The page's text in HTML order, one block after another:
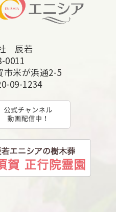
辰若
0011
市米が浜通2-5
09-1234